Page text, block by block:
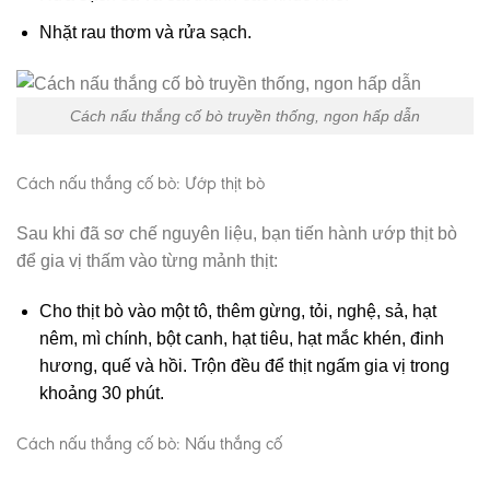
Nhặt rau thơm và rửa sạch.
Cách nấu thắng cố bò truyền thống, ngon hấp dẫn
Cách nấu thắng cố bò: Ướp thịt bò
Sau khi đã sơ chế nguyên liệu, bạn tiến hành ướp thịt bò
để gia vị thấm vào từng mảnh thịt:
Cho thịt bò vào một tô, thêm gừng, tỏi, nghệ, sả, hạt
nêm, mì chính, bột canh, hạt tiêu, hạt mắc khén, đinh
hương, quế và hồi. Trộn đều để thịt ngấm gia vị trong
khoảng 30 phút.
Cách nấu thắng cố bò: Nấu thắng cố